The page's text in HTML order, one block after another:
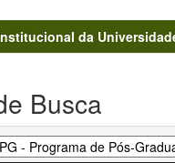
da
Busca